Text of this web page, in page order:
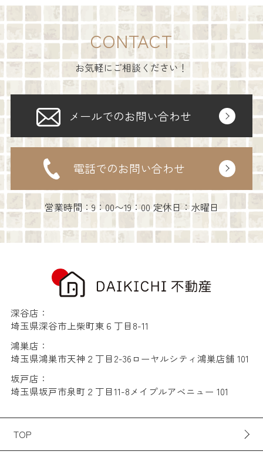
CONTACT
お気軽にご相談ください！
メールでのお問い合わせ
電話でのお問い合わせ
営業時間：9：00〜19：00 定休日：水曜日
深谷店：
埼玉県深谷市上柴町東６丁目8-11
鴻巣店：
埼玉県鴻巣市天神２丁目2-36ローヤルシティ鴻巣店舗 101
坂戸店：
埼玉県坂戸市泉町２丁目11-8メイプルアベニュー 101
TOP